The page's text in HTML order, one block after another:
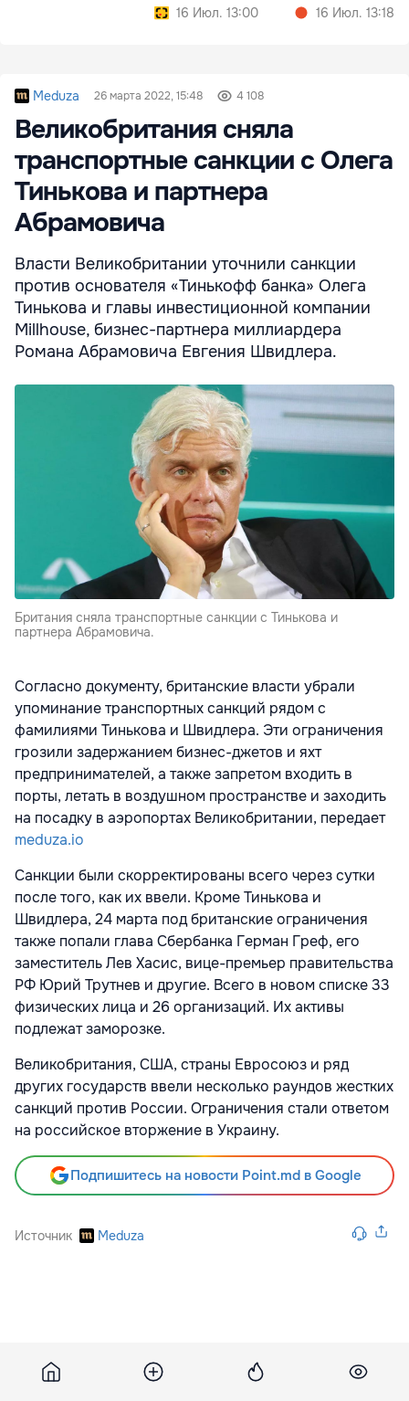
16 Июл. 13:00
16 Июл. 13:18
Meduza 26 марта 2022, 15:48 4 108
Великобритания сняла
транспортные санкции с Олега
Тинькова и партнера
Абрамовича
Власти Великобритании уточнили санкции
против основателя «Тинькофф банка» Олега
Тинькова и главы инвестиционной компании
Millhouse, бизнес-партнера миллиардера
Романа Абрамовича Евгения Швидлера.
Британия сняла транспортные санкции с Тинькова и
партнера Абрамовича.
Согласно документу, британские власти убрали
упоминание транспортных санкций рядом с
фамилиями Тинькова и Швидлера. Эти ограничения
грозили задержанием бизнес-джетов и яхт
предпринимателей, а также запретом входить в
порты, летать в воздушном пространстве и заходить
на посадку в аэропортах Великобритании, передает
meduza.io
Санкции были скорректированы всего через сутки
после того, как их ввели. Кроме Тинькова и
Швидлера, 24 марта под британские ограничения
также попали глава Сбербанка Герман Греф, его
заместитель Лев Хасис, вице-премьер правительства
РФ Юрий Трутнев и другие. Всего в новом списке 33
физических лица и 26 организаций. Их активы
подлежат заморозке.
Великобритания, США, страны Евросоюз и ряд
других государств ввели несколько раундов жестких
санкций против России. Ограничения стали ответом
на российское вторжение в Украину.
Подпишитесь на новости Point.md в Google
Источник Meduza